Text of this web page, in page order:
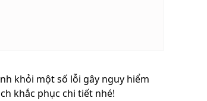
khỏi một số lỗi gây nguy hiểm
khắc phục chi tiết nhé!